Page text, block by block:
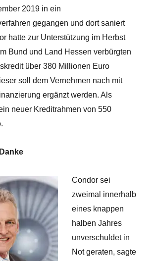
2019 in ein
gegangen und dort saniert
hatte zur Unterstützung im Herbst
Bund und Land Hessen verbürgten
über 380 Millionen Euro
soll dem Vernehmen nach mit
ergänzt werden. Als
neuer Kreditrahmen von 550
Condor sei
zweimal innerhalb
eines knappen
halben Jahres
unverschuldet in
Not geraten, sagte